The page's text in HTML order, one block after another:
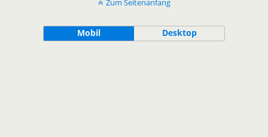
Zum Seitenanfang
Mobil Desktop